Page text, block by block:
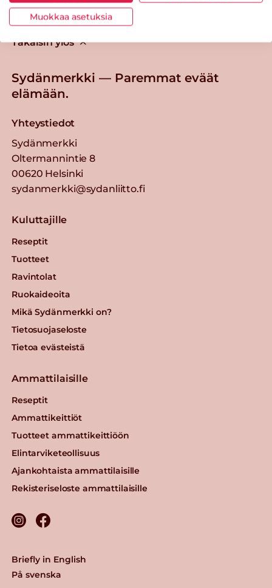
Tästä merkistä tunnistat
Sydänmerkki-tuotteen
Takaisin ylös
Sydänmerkki — Paremmat eväät
elämään.
Yhteystiedot
Sydänmerkki
Oltermannintie 8
00620 Helsinki
sydanmerkki@sydanliitto.fi
Kuluttajille
Reseptit
Tuotteet
Ravintolat
Ruokaideoita
Mikä Sydänmerkki on?
Tietosuojaseloste
Tietoa evästeistä
Ammattilaisille
Reseptit
Ammattikeittiöt
Tuotteet ammattikeittiöön
Elintarviketeollisuus
Ajankohtaista ammattilaisille
Rekisteriseloste ammattilaisille
Briefly in English
På svenska
Muokkaa asetuksia